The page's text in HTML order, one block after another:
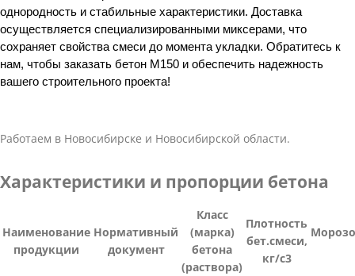
однородность и стабильные характеристики. Доставка
осуществляется специализированными миксерами, что
сохраняет свойства смеси до момента укладки. Обратитесь к
нам, чтобы заказать бетон М150 и обеспечить надежность
вашего строительного проекта!
Работаем в Новосибирске и Новосибирской области.
Характеристики и пропорции бетона
Наименование
продукции
Нормативный
документ
Класс
(марка)
бетона
(раствора)
Плотность
бет.смеси,
кг/с3